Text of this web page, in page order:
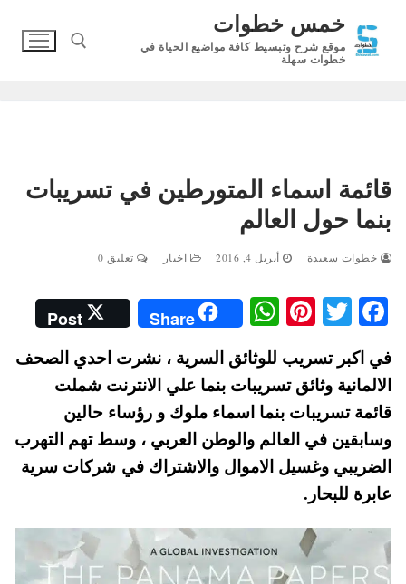
المحتوى
خمس خطوات
موقع شرح وتبسيط كافة مواضيع الحياة في
خطوات سهلة
قائمة اسماء المتورطين في تسريبات
بنما حول العالم
خطوات سعيدة أبريل 4, 2016 اخبار تعليق 0
Fa
ce
bo
ok
T
tte
r
Pi
nt
er
es
t
W
ha
ts
A
pp
Share
Post
في اكبر تسريب للوثائق السرية ، نشرت احدي الصحف
الالمانية وثائق تسريبات بنما علي الانترنت شملت
قائمة تسريبات بنما اسماء ملوك و رؤساء حالين
وسابقين في العالم والوطن العربي ، وسط تهم التهرب
الضريبي وغسيل الاموال والاشتراك في شركات سرية
عابرة للبحار.